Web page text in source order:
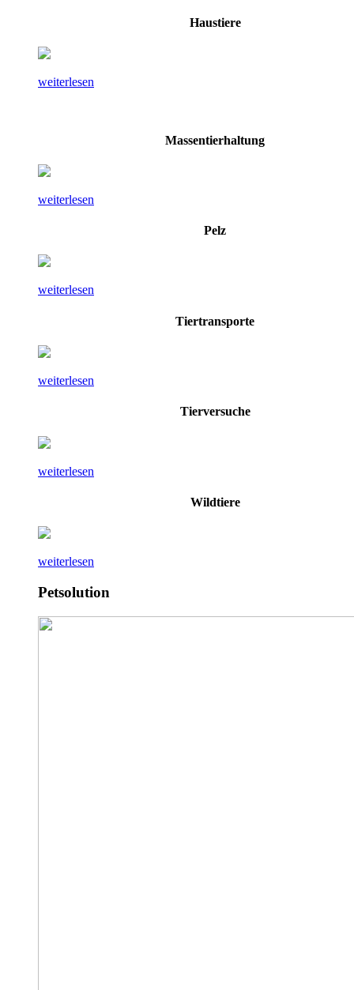
Haustiere
weiterlesen
Massentierhaltung
weiterlesen
Pelz
weiterlesen
Tiertransporte
weiterlesen
Tierversuche
weiterlesen
Wildtiere
weiterlesen
Petsolution